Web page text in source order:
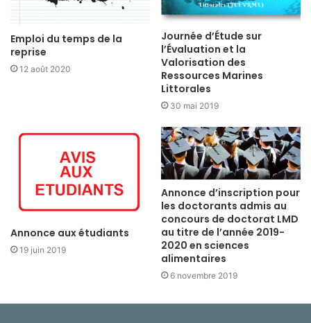
Emploi du temps de la
reprise
12 août 2020
Journée d’Étude sur
l’Évaluation et la
Valorisation des
Ressources Marines
Littorales
30 mai 2019
Annonce aux étudiants
19 juin 2019
Annonce d’inscription pour
les doctorants admis au
concours de doctorat LMD
au titre de l’année 2019-
2020 en sciences
alimentaires
6 novembre 2019